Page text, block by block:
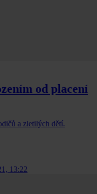
od placení
a zletilých dětí.
13:22